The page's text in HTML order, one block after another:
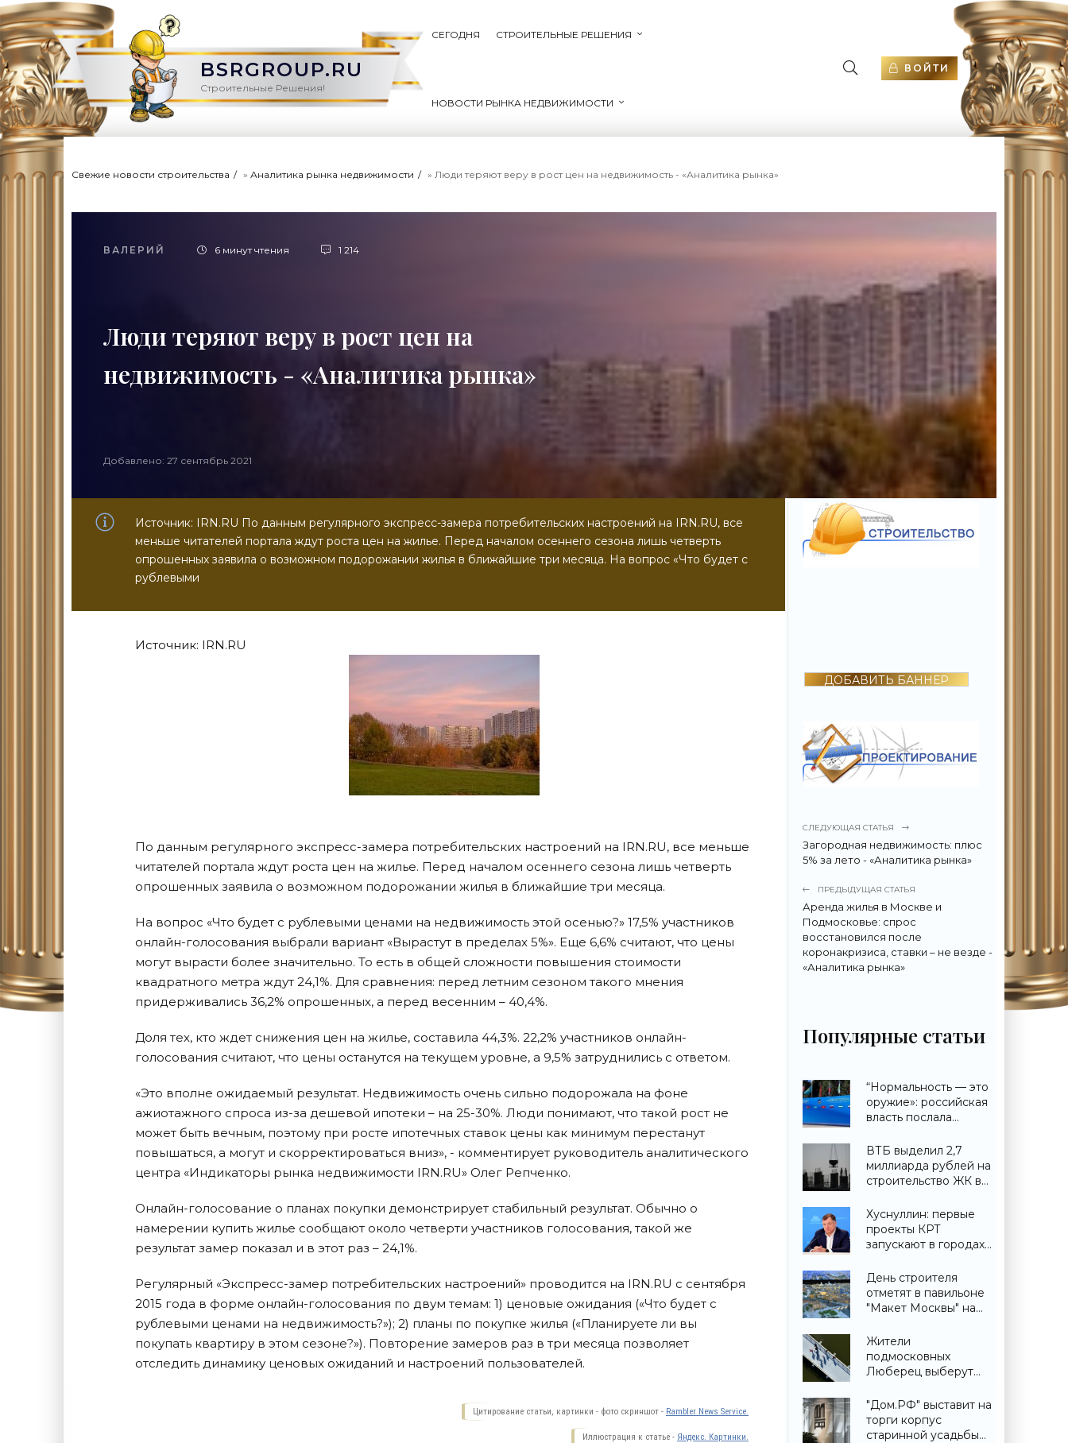
BSRGROUP.RU
Строительные Решения!
СЕГОДНЯ СТРОИТЕЛЬНЫЕ РЕШЕНИЯ
НОВОСТИ РЫНКА НЕДВИЖИМОСТИ
ВОЙТИ
Свежие новости строительства » Аналитика рынка недвижимости » Люди теряют веру в рост цен на недвижимость - «Аналитика рынка»
ВАЛЕРИЙ 6 минут чтения 1 214
Люди теряют веру в рост цен на
недвижимость - «Аналитика рынка»
Добавлено: 27 сентябрь 2021
Источник: IRN.RU По данным регулярного экспресс-замера потребительских настроений на IRN.RU, все
меньше читателей портала ждут роста цен на жилье. Перед началом осеннего сезона лишь четверть
опрошенных заявила о возможном подорожании жилья в ближайшие три месяца. На вопрос «Что будет с
рублевыми
Источник: IRN.RU
По данным регулярного экспресс-замера потребительских настроений на IRN.RU, все меньше
читателей портала ждут роста цен на жилье. Перед началом осеннего сезона лишь четверть
опрошенных заявила о возможном подорожании жилья в ближайшие три месяца.
На вопрос «Что будет с рублевыми ценами на недвижимость этой осенью?» 17,5% участников
онлайн-голосования выбрали вариант «Вырастут в пределах 5%». Еще 6,6% считают, что цены
могут вырасти более значительно. То есть в общей сложности повышения стоимости
квадратного метра ждут 24,1%. Для сравнения: перед летним сезоном такого мнения
придерживались 36,2% опрошенных, а перед весенним – 40,4%.
Доля тех, кто ждет снижения цен на жилье, составила 44,3%. 22,2% участников онлайн-
голосования считают, что цены останутся на текущем уровне, а 9,5% затруднились с ответом.
«Это вполне ожидаемый результат. Недвижимость очень сильно подорожала на фоне
ажиотажного спроса из-за дешевой ипотеки – на 25-30%. Люди понимают, что такой рост не
может быть вечным, поэтому при росте ипотечных ставок цены как минимум перестанут
повышаться, а могут и скорректироваться вниз», - комментирует руководитель аналитического
центра «Индикаторы рынка недвижимости IRN.RU» Олег Репченко.
Онлайн-голосование о планах покупки демонстрирует стабильный результат. Обычно о
намерении купить жилье сообщают около четверти участников голосования, такой же
результат замер показал и в этот раз – 24,1%.
Регулярный «Экспресс-замер потребительских настроений» проводится на IRN.RU c сентября
2015 года в форме онлайн-голосования по двум темам: 1) ценовые ожидания («Что будет с
рублевыми ценами на недвижимость?»); 2) планы по покупке жилья («Планируете ли вы
покупать квартиру в этом сезоне?»). Повторение замеров раз в три месяца позволяет
отследить динамику ценовых ожиданий и настроений пользователей.
Цитирование статьи, картинки - фото скриншот - Rambler News Service.
Иллюстрация к статье - Яндекс. Картинки.
ДОБАВИТЬ БАННЕР
СЛЕДУЮЩАЯ СТАТЬЯ
Загородная недвижимость: плюс
5% за лето - «Аналитика рынка»
ПРЕДЫДУЩАЯ СТАТЬЯ
Аренда жилья в Москве и
Подмосковье: спрос
восстановился после
коронакризиса, ставки – не везде -
«Аналитика рынка»
Популярные статьи
“Нормальность — это
оружие»: российская
власть послала
сигнал гражданам -
«Недвижимость»
ВТБ выделил 2,7
миллиарда рублей на
строительство ЖК в
«Строительство»
Хуснуллин: первые
проекты КРТ
запускают в городах
«Строительство»
День строителя
отметят в павильоне
"Макет Москвы" на
«Строительство»
Жители
подмосковных
Люберец выберут
мосту через реку
Македонку -
«Строительство»
"Дом.РФ" выставит на
торги корпус
старинной усадьбы